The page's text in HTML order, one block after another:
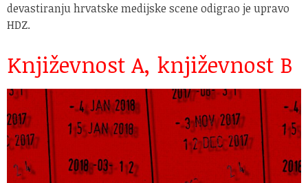
devastiranju hrvatske medijske scene odigrao je upravo
HDZ.
Književnost A, književnost B